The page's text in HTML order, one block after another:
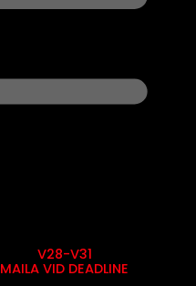
V28-V31
MAILA VID DEADLINE